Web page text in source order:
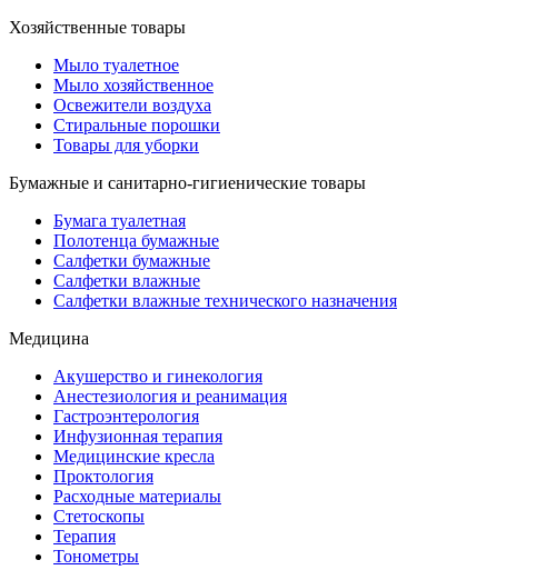
Хозяйственные товары
Мыло туалетное
Мыло хозяйственное
Освежители воздуха
Стиральные порошки
Товары для уборки
Бумажные и санитарно-гигиенические товары
Бумага туалетная
Полотенца бумажные
Салфетки бумажные
Салфетки влажные
Салфетки влажные технического назначения
Медицина
Акушерство и гинекология
Анестезиология и реанимация
Гастроэнтерология
Инфузионная терапия
Медицинские кресла
Проктология
Расходные материалы
Стетоскопы
Терапия
Тонометры